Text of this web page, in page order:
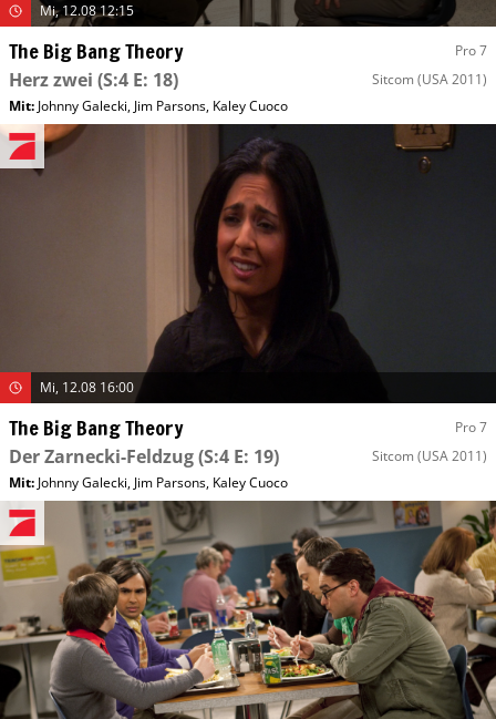
Mi, 12.08 12:15
The Big Bang Theory Pro 7
Herz zwei (S:4 E: 18) Sitcom (USA 2011)
Mit:Johnny Galecki,Jim Parsons, Kaley Cuoco
Mi, 12.08 16:00
The Big Bang Theory Pro 7
Der Zarnecki-Feldzug(S:4 E: 19) Sitcom (USA 2011)
Mit:Johnny Galecki,Jim Parsons, Kaley Cuoco